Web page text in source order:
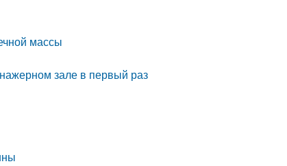
массы
зале в первый раз